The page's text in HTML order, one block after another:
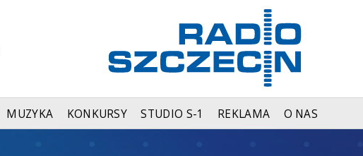
MUZYKA KONKURSY STUDIO S-1 REKLAMA O NAS